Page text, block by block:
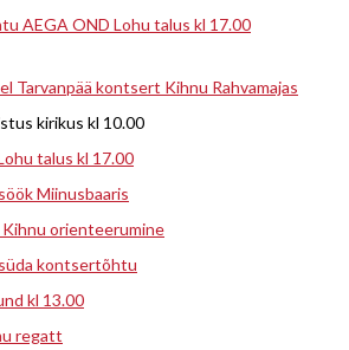
AEGA OND Lohu talus kl 17.00
Tarvanpää kontsert Kihnu Rahvamajas
kirikus kl 10.00
talus kl 17.00
Miinusbaaris
orienteerumine
kontsertõhtu
kl 13.00
regatt